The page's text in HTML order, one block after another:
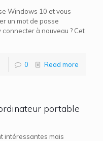
Windows 10 et vous
un mot de passe
à nouveau ? Cet
0 Read more
portable
intéressantes mais